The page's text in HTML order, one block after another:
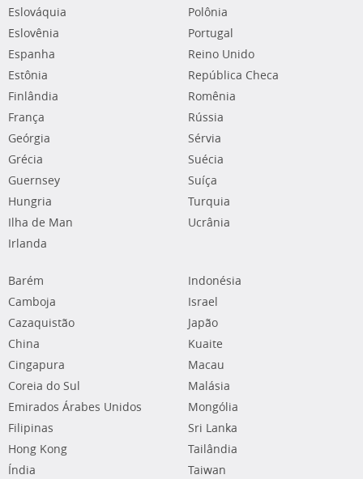
Eslováquia
Eslovênia
Espanha
Estônia
Finlândia
França
Geórgia
Grécia
Guernsey
Hungria
Ilha de Man
Irlanda
Polônia
Portugal
Reino Unido
República Checa
Romênia
Rússia
Sérvia
Suécia
Suíça
Turquia
Ucrânia
Barém
Camboja
Cazaquistão
China
Cingapura
Coreia do Sul
Emirados Árabes Unidos
Filipinas
Hong Kong
Índia
Indonésia
Israel
Japão
Kuaite
Macau
Malásia
Mongólia
Sri Lanka
Tailândia
Taiwan